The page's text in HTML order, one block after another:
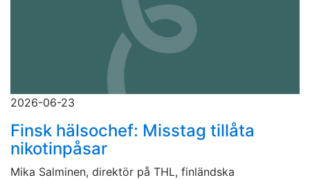
2026-06-23
Finsk hälsochef: Misstag tillåta
nikotinpåsar
Mika Salminen, direktör på THL, finländska